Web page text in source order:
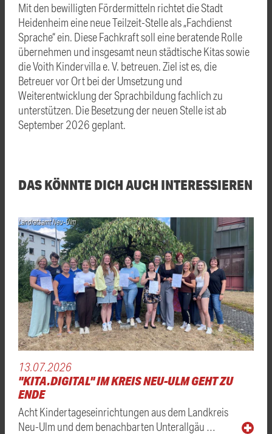
Mit den bewilligten Fördermitteln richtet die Stadt
Heidenheim eine neue Teilzeit-Stelle als „Fachdienst
Sprache“ ein. Diese Fachkraft soll eine beratende Rolle
übernehmen und insgesamt neun städtische Kitas sowie
die Voith Kindervilla e. V. betreuen. Ziel ist es, die
Betreuer vor Ort bei der Umsetzung und
Weiterentwicklung der Sprachbildung fachlich zu
unterstützen. Die Besetzung der neuen Stelle ist ab
September 2026 geplant.
DAS KÖNNTE DICH AUCH INTERESSIEREN
Landratsamt Neu-Ulm
13.07.2026
"KITA.DIGITAL" IM KREIS NEU-ULM GEHT ZU
ENDE
Acht Kindertageseinrichtungen aus dem Landkreis
Neu-Ulm und dem benachbarten Unterallgäu …